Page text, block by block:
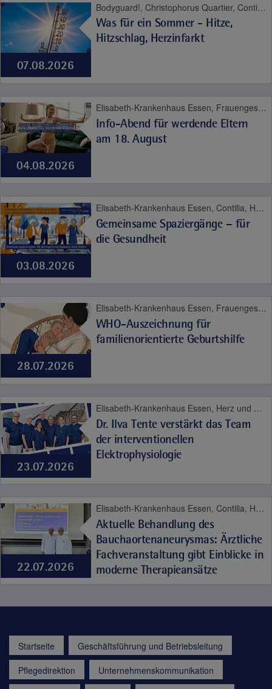
07.08.2026
Bodyguard!, Christophorus Quartier, Contilia Herz- und Gefäßzentrum, Contilia Institut für Psychosoziale Medizin, Contilia Klinik Management, Contilia Pflege und Betreuung, Contilia Zentrum für Arbeitsmedizin und Gesundheitsmanagement, Contilia Zentrum für Krankenhaushygiene, CTR Huttrop, Elisabeth-Krankenhaus Essen, Emmaus Quartier, Engelbertus Quartier, Fachklinik Kamillushaus Heidhausen, Franziskushaus, Franziskus Quartier, Geriatrie-Zentrum Haus Berge, Gesundheitspark Altenessen, Haus Berge, Haus Berge Quartier, Hildegardis Quartier, Katholisches Familienzentrum und Kindergarten Auf den Hufen, Kängurus - Ambulante Kinderkrankenpflege, Katholische Kliniken Ruhrhalbinsel, Kita St. Theresia, Laurentius Quartier, Maria Frieden Quartier, Martin Luther Quartier, MVZ Contilia GmbH, Philippusstift, Praxis am Grillo-Theater, Raphaelhaus, SPORTZ - Medizinisches Gerätetraining, Sportz Am Uhlenkrug, St. Andreas Quartier, St. Elisabeth-Krankenhaus Niederwenigern, St. Elisabeth Quartier, St. Josef-Krankenhaus Kupferdreh, St. Josef Quartier, St. Marien-Hospital Mülheim an der Ruhr, St. Marien Quartier, Stationäre Reha Sucht, Theaterpassage, Therapie und Reha Kupferdreh, Wohnanlage St. Anna-Stift
Was für ein Sommer - Hitze,
Hitzschlag, Herzinfarkt
04.08.2026
Elisabeth-Krankenhaus Essen, Frauengesundheit, Geburt
Info-Abend für werdende Eltern
am 18. August
03.08.2026
Elisabeth-Krankenhaus Essen, Contilia, Herz und Gefäße
Gemeinsame Spaziergänge – für
die Gesundheit
28.07.2026
Elisabeth-Krankenhaus Essen, Frauengesundheit, Geburt, Kinder- und Jugendmedizin
WHO-Auszeichnung für
familienorientierte Geburtshilfe
23.07.2026
Elisabeth-Krankenhaus Essen, Herz und Gefäße
Dr. Ilva Tente verstärkt das Team
der interventionellen
Elektrophysiologie
22.07.2026
Elisabeth-Krankenhaus Essen, Contilia, Herz und Gefäße
Aktuelle Behandlung des
Bauchaortenaneurysmas: Ärztliche
Fachveranstaltung gibt Einblicke in
moderne Therapieansätze
Startseite
Geschäftsführung und Betriebsleitung
Pflegedirektion
Unternehmenskommunikation